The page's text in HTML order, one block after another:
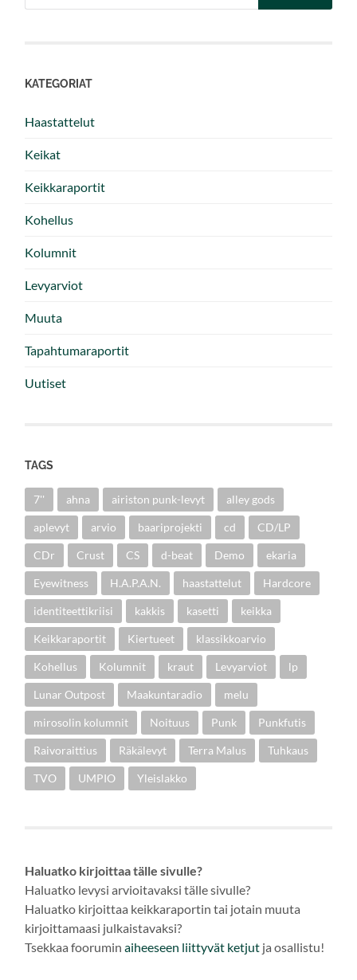
KATEGORIAT
Haastattelut
Keikat
Keikkaraportit
Kohellus
Kolumnit
Levyarviot
Muuta
Tapahtumaraportit
Uutiset
TAGS
7'' ahna airiston punk-levyt alley gods
aplevyt arvio baariprojekti cd CD/LP
CDr Crust CS d-beat Demo ekaria
Eyewitness H.A.P.A.N. haastattelut Hardcore
identiteettikriisi kakkis kasetti keikka
Keikkaraportit Kiertueet klassikkoarvio
Kohellus Kolumnit kraut Levyarviot lp
Lunar Outpost Maakuntaradio melu
mirosolin kolumnit Noituus Punk Punkfutis
Raivoraittius Räkälevyt Terra Malus Tuhkaus
TVO UMPIO Yleislakko
Haluatko kirjoittaa tälle sivulle?
Haluatko levysi arvioitavaksi tälle sivulle?
Haluatko kirjoittaa keikkaraportin tai jotain muuta
kirjoittamaasi julkaistavaksi?
Tsekkaa fooruminaiheeseen liittyvät ketjut ja osallistu!